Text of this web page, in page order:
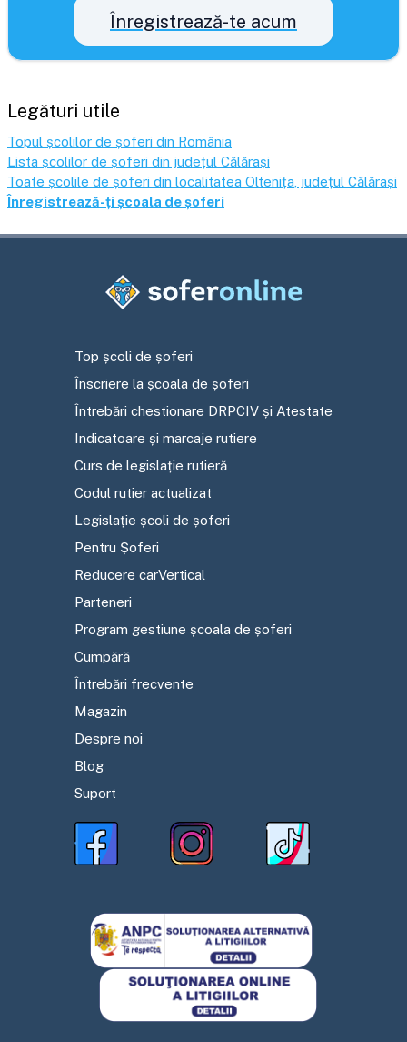
Înregistrează-te acum
Legături utile
Topul școlilor de șoferi din România
Lista școlilor de șoferi din județul Călărași
Toate școlile de șoferi din localitatea Oltenița , județul Călărași
Înregistrează-ți școala de șoferi
Top școli de șoferi
Înscriere la școala de șoferi
Întrebări chestionare DRPCIV și Atestate
Indicatoare și marcaje rutiere
Curs de legislație rutieră
Codul rutier actualizat
Legislație școli de șoferi
Pentru Șoferi
Reducere carVertical
Parteneri
Program gestiune școala de șoferi
Cumpără
Întrebări frecvente
Magazin
Despre noi
Blog
Suport